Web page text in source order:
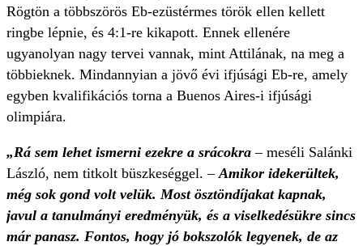
Rögtön a többszörös Eb-ezüstérmes török ellen kellett
ringbe lépnie, és 4:1-re kikapott. Ennek ellenére
ugyanolyan nagy tervei vannak, mint Attilának, na meg a
többieknek. Mindannyian a jövő évi ifjúsági Eb-re, amely
egyben kvalifikációs torna a Buenos Aires-i ifjúsági
olimpiára.
„Rá sem lehet ismerni ezekre a srácokra – meséli Salánki
László, nem titkolt büszkeséggel. –Amikor idekerültek,
még sok gond volt velük. Most ösztöndíjakat kapnak,
javul a tanulmányi eredményük, és a viselkedésükre sincs
már panasz. Fontos, hogy jó bokszolók legyenek, de az